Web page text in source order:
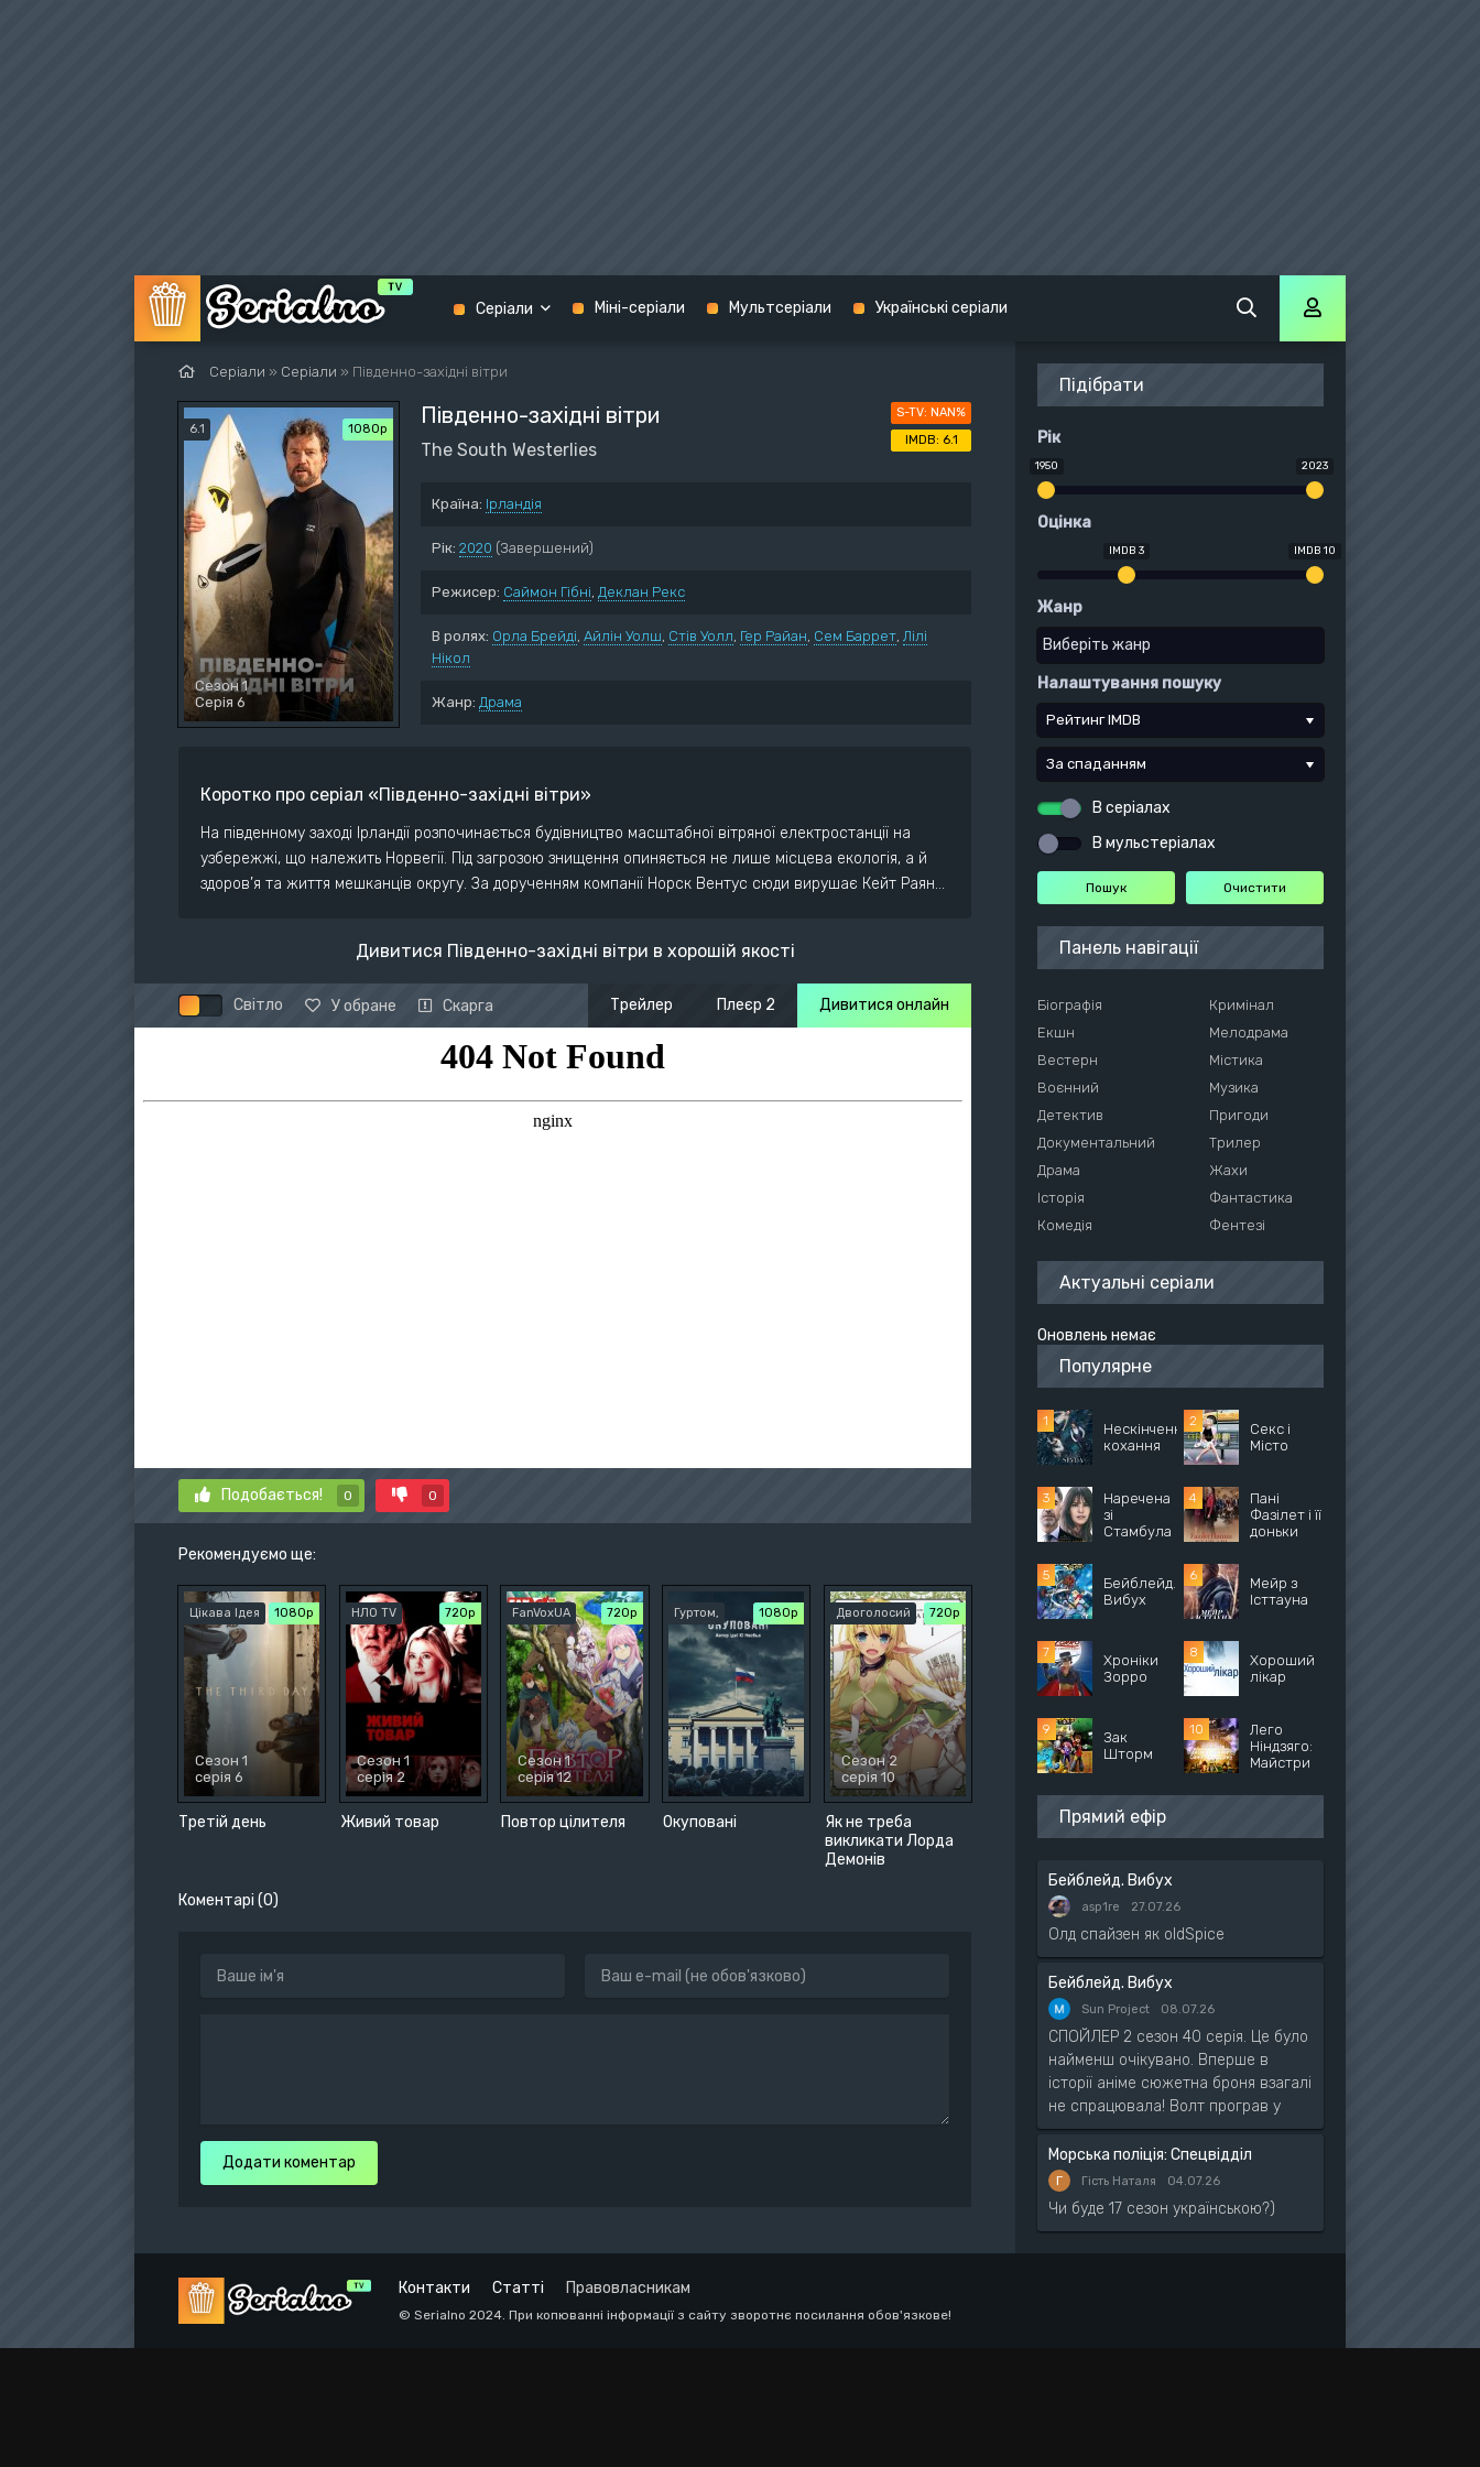
Серіали » Серіали » Південно-західні вітри
6.1 1080p
Сезон 1
Серія 6
Південно-західні вітри
The South Westerlies
Країна: Ірландія
Рік: 2020 (Завершений)
Режисер: Саймон Гібні, Деклан Рекс
В ролях: Орла Брейді, Айлін Уолш, Стів Уолл, Гер Райан, Сем Баррет, Лілі
Нікол
Жанр: Драма
NAN%
6.1
Коротко про серіал «Південно-західні вітри»
На південному заході Ірландії розпочинається будівництво масштабної вітряної електростанції на
узбережжі, що належить Норвегії. Під загрозою знищення опиняється не лише місцева екологія, а й
здоров’я та життя мешканців округу. За дорученням компанії Норск Вентус сюди вирушає Кейт Раян…
Дивитися Південно-західні вітри в хорошій якості
Світло У обране Скарга Дивитися онлайн
Плеєр 2
Трейлер
Подобається! 0 0
Рекомендуємо ще:
Третій день
Цікава Ідея 1080p
Сезон 1
серія 6
Живий товар
НЛО TV 720р
Сезон 1
серія 2
Повтор цілителя
FanVoxUA 720р
Сезон 1
серія 12
Окуповані
Гуртом, 1080p
Як не треба
викликати Лорда
Демонів
Двоголосий 720р
Сезон 2
серія 10
Коментарі (0)
Додати коментар
Підібрати
Рік
1950 2023
Оцінка
IMDB 3 IMDB 10
Жанр
Налаштування пошуку
Рейтинг IMDB
За спаданням
В серіалах
В мульстеріалах
Панель навігації
Біографія
Екшн
Вестерн
Воєнний
Детектив
Документальний
Драма
Історія
Комедія
Кримінал
Мелодрама
Містика
Музика
Пригоди
Трилер
Жахи
Фантастика
Фентезі
Актуальні серіали
Оновлень немає
Популярне
Нескінченне
кохання
Секс і
Місто
Наречена
зі
Стамбула
Пані
Фазілет і її
доньки
Бейблейд.
Вибух
Мейр з
Істтауна
Хроніки
Зорро
Хороший
лікар
Зак
Шторм
Лего
Ніндзяго:
Майстри
Прямий ефір
Бейблейд. Вибух
asp1re 27.07.26
Олд спайзен як oldSpice
Бейблейд. Вибух
Sun Project 08.07.26
СПОЙЛЕР 2 сезон 40 серія. Це було
найменш очікувано. Вперше в
історії аніме сюжетна броня взагалі
не спрацювала! Волт програв у
Морська поліція: Спецвідділ
Г Гість Наталя 04.07.26
Чи буде 17 сезон українською?)
Серіали
Біографія
Екшн
Воєнний
Детектив
Драма
Історія
Комедія
Фантастика
Фентезі
США
Міні-серіали Мультсеріали Українські серіали
Контакти Статті Правовласникам
© Serialno 2024. При копюванні інформації з сайту зворотнє посилання обов'язкове!